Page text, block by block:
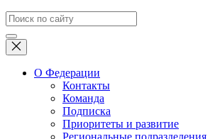
О Федерации
Контакты
Команда
Подписка
Приоритеты и развитие
Региональные подразделения